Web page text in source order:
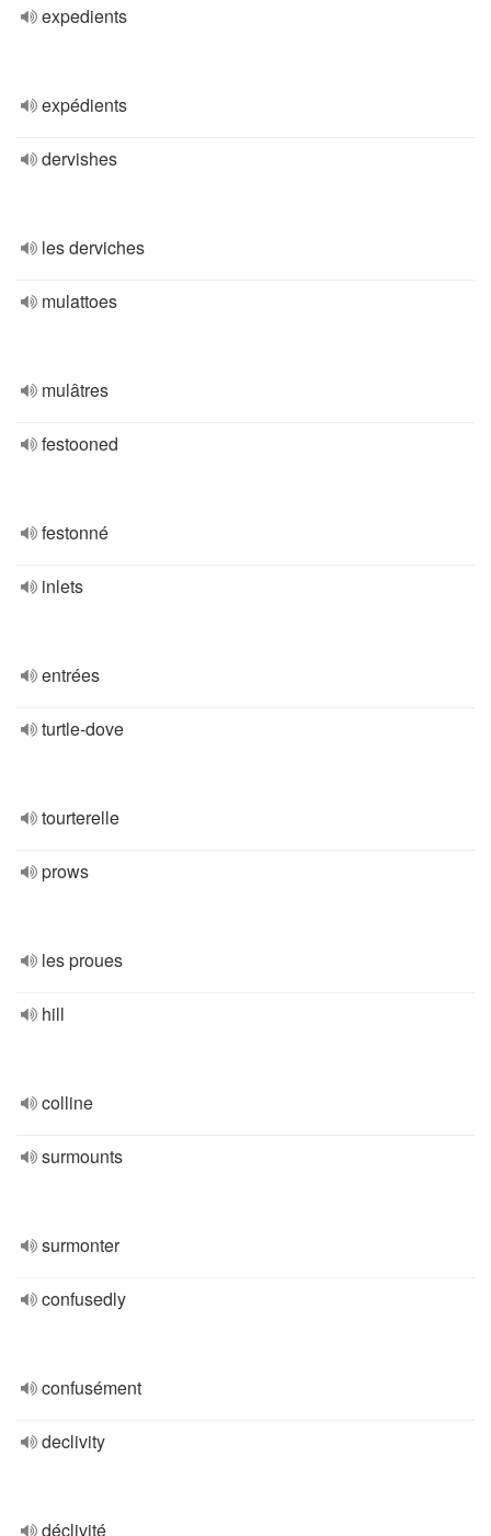
expedients
expédients
dervishes
les derviches
mulattoes
mulâtres
festooned
festonné
inlets
entrées
turtle-dove
tourterelle
prows
les proues
hill
colline
surmounts
surmonter
confusedly
confusément
declivity
déclivité